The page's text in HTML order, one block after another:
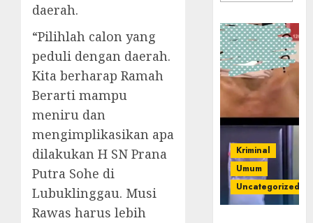
daerah.
“Pilihlah calon yang
peduli dengan daerah.
Kita berharap Ramah
Berarti mampu
meniru dan
mengimplikasikan apa
dilakukan H SN Prana
Putra Sohe di
Lubuklinggau. Musi
Rawas harus lebih
Kriminal
Umum
Uncategorized